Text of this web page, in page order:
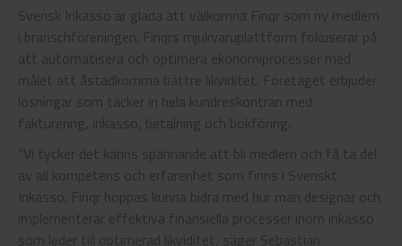
Svensk Inkasso är glada att välkomna Finqr som ny medlem
i branschföreningen. Finqrs mjukvaruplattform fokuserar på
att automatisera och optimera ekonomiprocesser med
målet att åstadkomma bättre likviditet. Företaget erbjuder
lösningar som täcker in hela kundreskontran med
fakturering, inkasso, betalning och bokföring.
”Vi tycker det känns spännande att bli medlem och få ta del
av all kompetens och erfarenhet som finns i Svenskt
Inkasso. Finqr hoppas kunna bidra med hur man designar och
implementerar effektiva finansiella processer inom inkasso
som leder till optimerad likviditet, säger Sebastian